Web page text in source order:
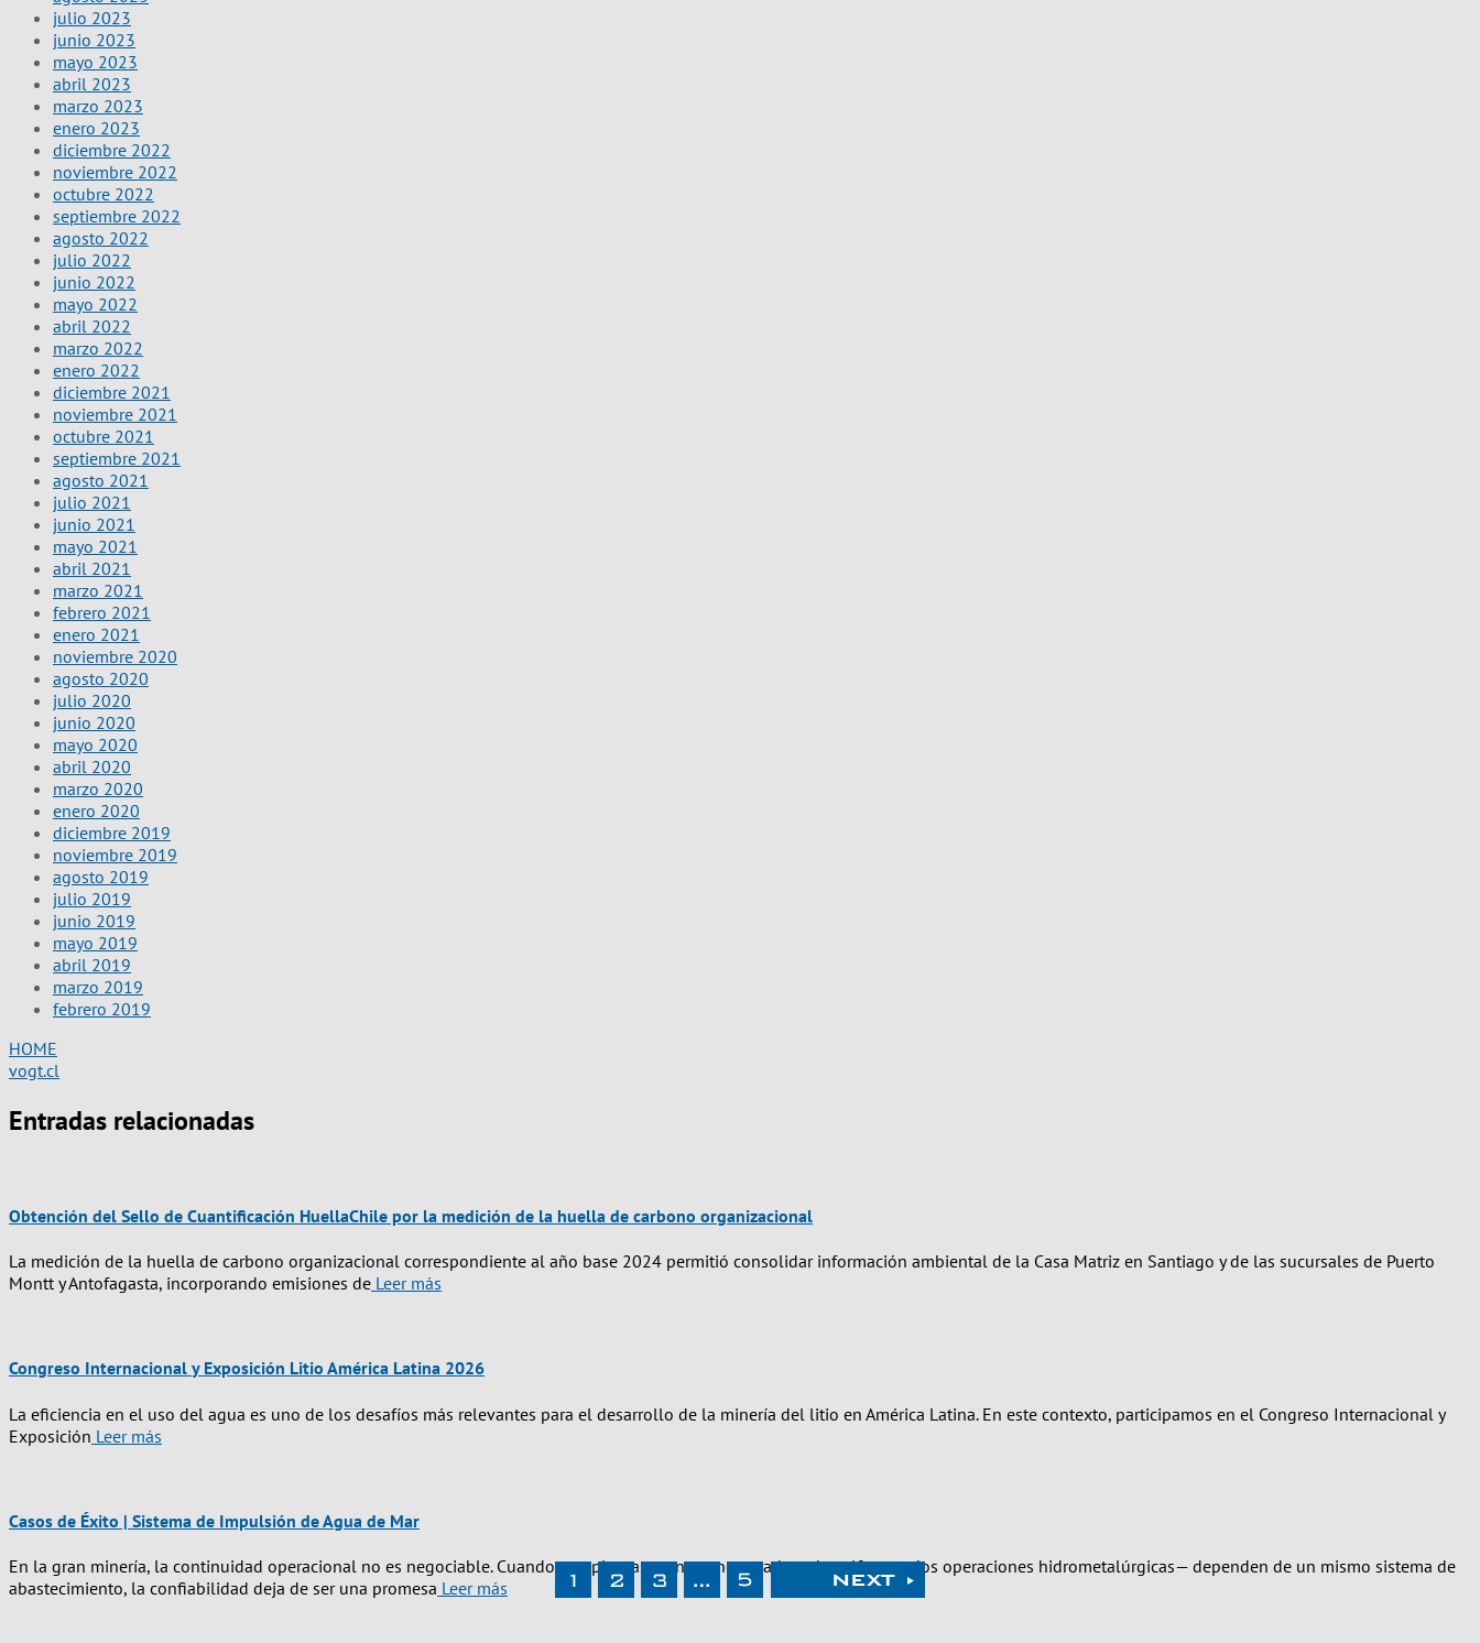
julio 2023
junio 2023
mayo 2023
abril 2023
marzo 2023
enero 2023
diciembre 2022
noviembre 2022
octubre 2022
septiembre 2022
agosto 2022
julio 2022
junio 2022
mayo 2022
abril 2022
marzo 2022
enero 2022
diciembre 2021
noviembre 2021
octubre 2021
septiembre 2021
agosto 2021
julio 2021
junio 2021
mayo 2021
abril 2021
marzo 2021
febrero 2021
enero 2021
noviembre 2020
agosto 2020
julio 2020
junio 2020
mayo 2020
abril 2020
marzo 2020
enero 2020
diciembre 2019
noviembre 2019
agosto 2019
julio 2019
junio 2019
mayo 2019
abril 2019
marzo 2019
febrero 2019
HOME
vogt.cl
Entradas relacionadas
Obtención del Sello de Cuantificación HuellaChile por la medición de la huella de carbono organizacional
La medición de la huella de carbono organizacional correspondiente al año base 2024 permitió consolidar información ambiental de la Casa Matriz en Santiago y de las sucursales de Puerto
Montt y Antofagasta, incorporando emisiones de Leer más
Congreso Internacional y Exposición Litio América Latina 2026
La eficiencia en el uso del agua es uno de los desafíos más relevantes para el desarrollo de la minería del litio en América Latina. En este contexto, participamos en el Congreso Internacional y
Exposición Leer más
Casos de Éxito | Sistema de Impulsión de Agua de Mar
En la gran minería, la continuidad operacional no es negociable. Cuando tres plantas —una concentradora de sulfuros y dos operaciones hidrometalúrgicas— dependen de un mismo sistema de
abastecimiento, la confiabilidad deja de ser una promesa Leer más